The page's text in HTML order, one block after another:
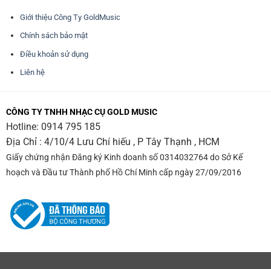
Giới thiệu Công Ty GoldMusic
Chính sách bảo mật
Điều khoản sử dụng
Liên hệ
CÔNG TY TNHH NHẠC CỤ GOLD MUSIC
Hotline: 0914 795 185
Địa Chỉ : 4/10/4 Lưu Chí hiếu , P Tây Thạnh , HCM
Giấy chứng nhận Đăng ký Kinh doanh số 0314032764 do Sở Kế
hoạch và Đầu tư Thành phố Hồ Chí Minh cấp ngày 27/09/2016